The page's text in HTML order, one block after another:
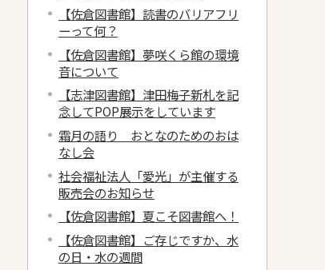
【佐倉図書館】読書のバリアフリ
ーって何？
【佐倉図書館】夢咲くら館の環境
音について
【志津図書館】津田梅子新札を記
念してPOP展示をしています
霜月の語り おとなのためのおは
なし会
社会福祉法人「愛光」が主催する
販売会のお知らせ
【佐倉図書館】夏こそ図書館へ！
【佐倉図書館】ご存じですか、水
の日・水の週間